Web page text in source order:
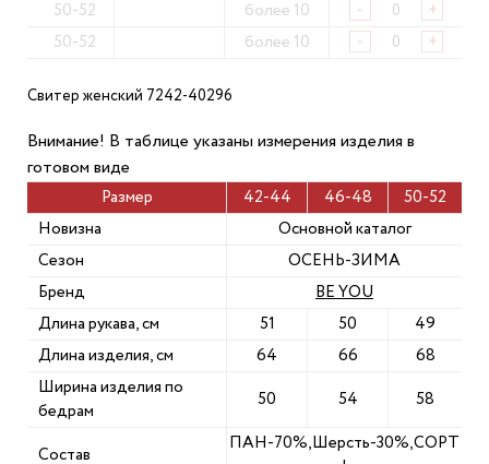
50-52 более 10 - +
50-52 более 10 - +
Свитер женский 7242-40296
Внимание! В таблице указаны измерения изделия в
готовом виде
Размер 42-44 46-48
50-52
Новизна
Основной каталог
Сезон
ОСЕНЬ-ЗИМА
Бренд
BE YOU
Длина рукава, см
51 50
49
Длина изделия, см
64 66
68
Ширина изделия по
бедрам
50 54 58
Состав
ПАН-70%,Шерсть-30%,СОРТ